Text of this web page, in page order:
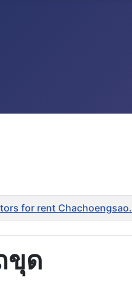
for rent Chachoengsao.
ขุด